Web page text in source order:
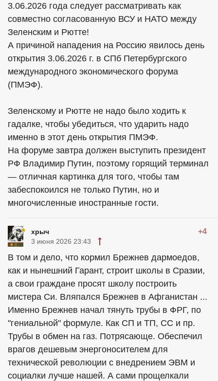
3.06.2026 года следует рассматривать как
совместно согласованную ВСУ и НАТО между
Зеленским и Рютте!
А причиной нападения на Россию явилось день
открытия 3.06.2026 г. в СПб Петербургского
международного экономического форума
(ПМЭФ).
Зеленскому и Рютте не надо было ходить к
гадалке, чтобы убедиться, что ударить надо
именно в этот день открытия ПМЭФ.
На форуме завтра должен выступить президент
РФ Владимир Путин, поэтому горящий терминал
— отличная картинка для того, чтобы там
забеспокоился не только Путин, но и
многочисленные иностранные гости.
хрыч +4
3 июня 2026 23:43
В том и дело, что кормил Брежнев дармоедов,
как и нынешний Гарант, строит школы в Сразии,
а свои граждане просят школу построить
мистера Си. Вляпался Брежнев в Афганистан ...
Именно Брежнев начал тянуть трубы в ФРГ, по
"гениальной" формуле. Как СП и ТП, СС и пр.
Трубы в обмен на газ. Потрясающе. Обеспечил
врагов дешевым энергоносителем для
технической революции с внедрением ЭВМ и
социалки лучше нашей. А сами прощелкали